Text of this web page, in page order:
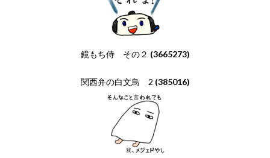
鏡もち侍 その２ (3665273)
関西弁の白文鳥 2 (385016)